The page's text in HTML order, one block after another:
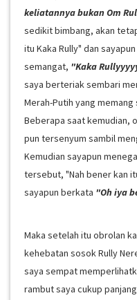
keliatannya bukan Om
sedikit bimbang, akan
itu Kaka Rully" dan
semangat, "Kaka
saya berteriak sembari
Merah-Putih yang
Beberapa saat kemudian,
pun tersenyum sambil
Kemudian sayapun
tersebut, "Nah bener kan
sayapun berkata "Oh iya
Maka setelah itu obrolan
kehebatan sosok Rully
saya sempat
rambut saya cukup